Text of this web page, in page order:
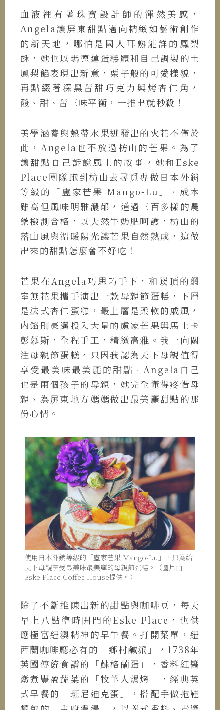
血液裡有著珠寶設計師的渾然美感，
Angela讓屏東甜點邁向精緻如藝術創作
的新天地，哪怕是國人耳熟能詳的鳳梨
酥，她也以瑪德蓮蛋糕體和自己調製的土
鳳梨餡表現出新意，栗子般的可愛樣貌，
再點綴著深黑苦甜巧克力與烤杏仁角，
酸、甜、苦三味平衡，一推出就秒殺！
美學涵養與熱帶水果迸發出的火花不僅於
此，Angela也不放過枋山的芒果。為了
讓甜點自己訴說風土的故事，她和Eske
Place團隊跑到枋山去尋覓專做日本外銷
等級的「盧家芒果 Mango-Lu」，成本
雖高但風味明雅濃郁，通過三百多樣的農
藥檢測合格，以天然牛奶肥呵護，枋山的
落山風與溫暖陽光讓芒果自然熟成，這做
出來的甜點怎麼會不好吃！
芒果在Angela巧思巧手下，和崁頂的網
室無花果攜手演出一款母親節蛋糕，下層
是法式杏仁蛋糕，最上層是柔軟的戚風，
內餡則豪邁投入大量的盧家芒果與馬士卡
彭慕斯，全程手工，精緻高雅。我一向關
注母親節蛋糕，只因我認為天下母親值得
享受最美味最美麗的甜點，Angela自己
也是兩個孩子的母親，她完全懂得疼惜母
親、為屏東地方媽媽做出最美麗甜點的那
份心情。
使用日本外銷等級的「盧家芒果 Mango-Lu」，只為給
天下母親享受最美味最美麗的母親節蛋糕。（圖片由
Eske Place Coffee House提供。）
除了不斷推陳出新的甜點與咖啡豆，每天
早上八點準時開門的Eske Place，也供
應極富紐澳精神的早午餐。打開菜單，紐
西蘭咖啡廳必有的「鄉村鹹派」，1738年
英國傳統食譜的「蘇格蘭蛋」，香料紅醬
燉煮豐盈蔬菜的「牧羊人焗烤」，經典英
式早餐的「班尼迪克蛋」，搭配手做拖鞋